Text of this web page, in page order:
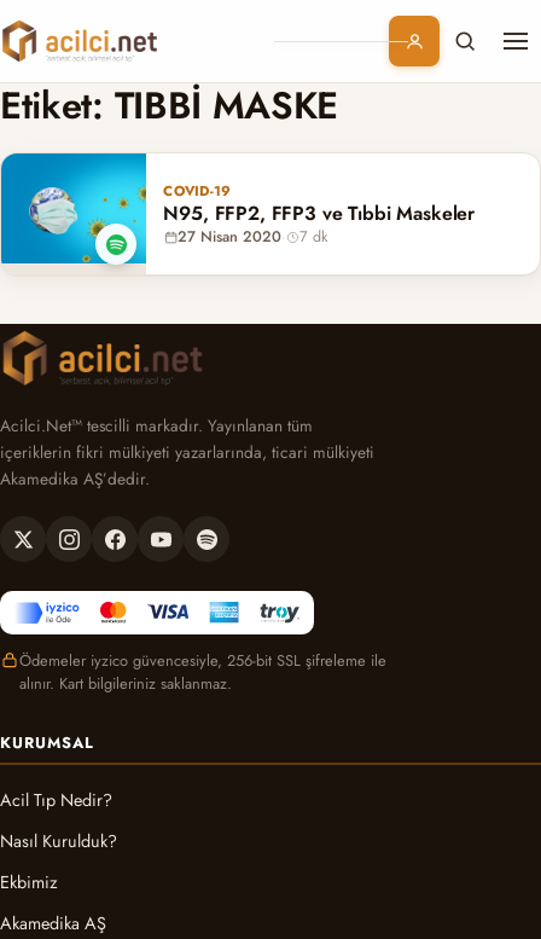
Branşlar
Konular
Kurumsal
Etiket: TIBBİ MASKE
COVID-19
N95, FFP2, FFP3 ve Tıbbi Maskeler
27 Nisan 2020· 7 dk
Acilci.Net™ tescilli markadır. Yayınlanan tüm
içeriklerin fikri mülkiyeti yazarlarında, ticari mülkiyeti
Akamedika AŞ’dedir.
Ödemeler iyzico güvencesiyle, 256-bit SSL şifreleme ile
alınır. Kart bilgileriniz saklanmaz.
KURUMSAL
Acil Tıp Nedir?
Nasıl Kurulduk?
Ekbimiz
Akamedika AŞ